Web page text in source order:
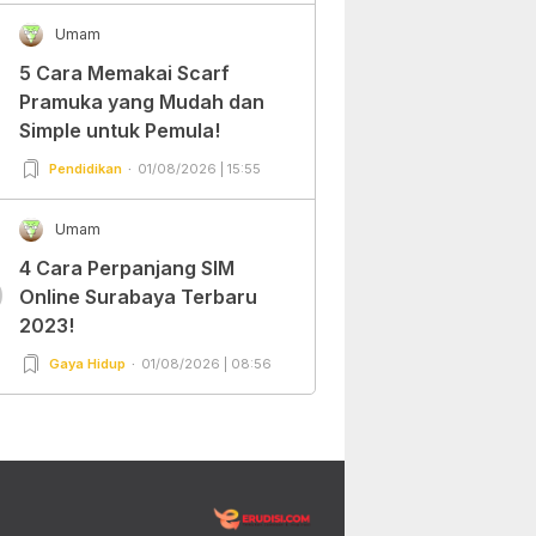
Umam
5 Cara Memakai Scarf
Pramuka yang Mudah dan
Simple untuk Pemula!
Pendidikan 01/08/2026 | 15:55
Umam
4 Cara Perpanjang SIM
Online Surabaya Terbaru
2023!
Gaya Hidup 01/08/2026 | 08:56